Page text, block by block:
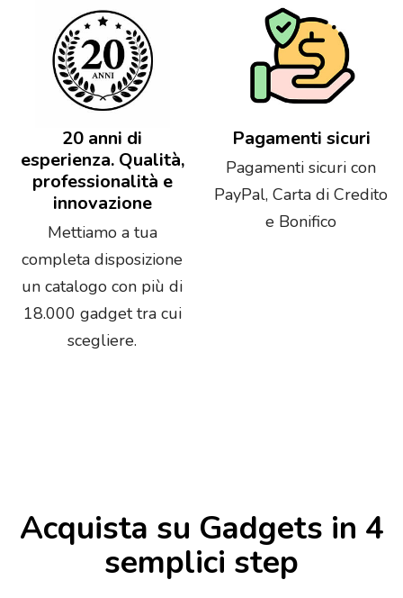
20 anni di
esperienza. Qualità,
professionalità e
innovazione
Mettiamo a tua
completa disposizione
un catalogo con più di
18.000 gadget tra cui
scegliere.
Pagamenti sicuri
Pagamenti sicuri con
PayPal, Carta di Credito
e Bonifico
Acquista su Gadgets in 4
semplici step